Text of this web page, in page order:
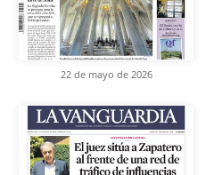
22 de mayo de 2026